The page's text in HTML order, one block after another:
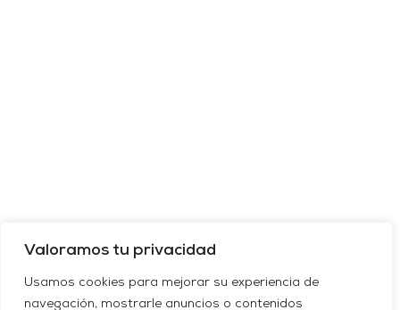
Valoramos tu privacidad
Usamos cookies para mejorar su experiencia de
navegación, mostrarle anuncios o contenidos